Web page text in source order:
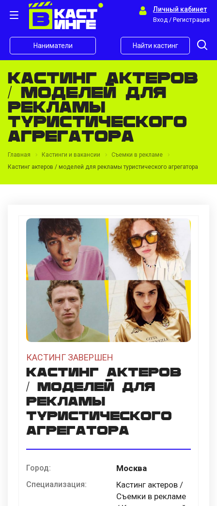
Личный кабинет
Вход / Регистрация
Наниматели Найти кастинг
Кастинг актеров
/ моделей для
рекламы
туристического
агрегатора
Главная Кастинги и вакансии
Съемки в рекламе
Кастинг актеров / моделей для рекламы туристического агрегатора
КАСТИНГ ЗАВЕРШЕН
Кастинг актеров
/ моделей для
рекламы
туристического
агрегатора
Город: Москва
Специализация:
Кастинг актеров /
Съемки в рекламе